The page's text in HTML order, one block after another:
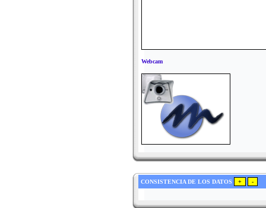
Webcam
CONSISTENCIA DE LOS DATOS